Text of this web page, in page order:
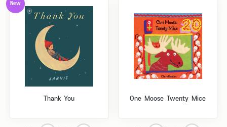
New
Thank You One Moose Twenty Mice